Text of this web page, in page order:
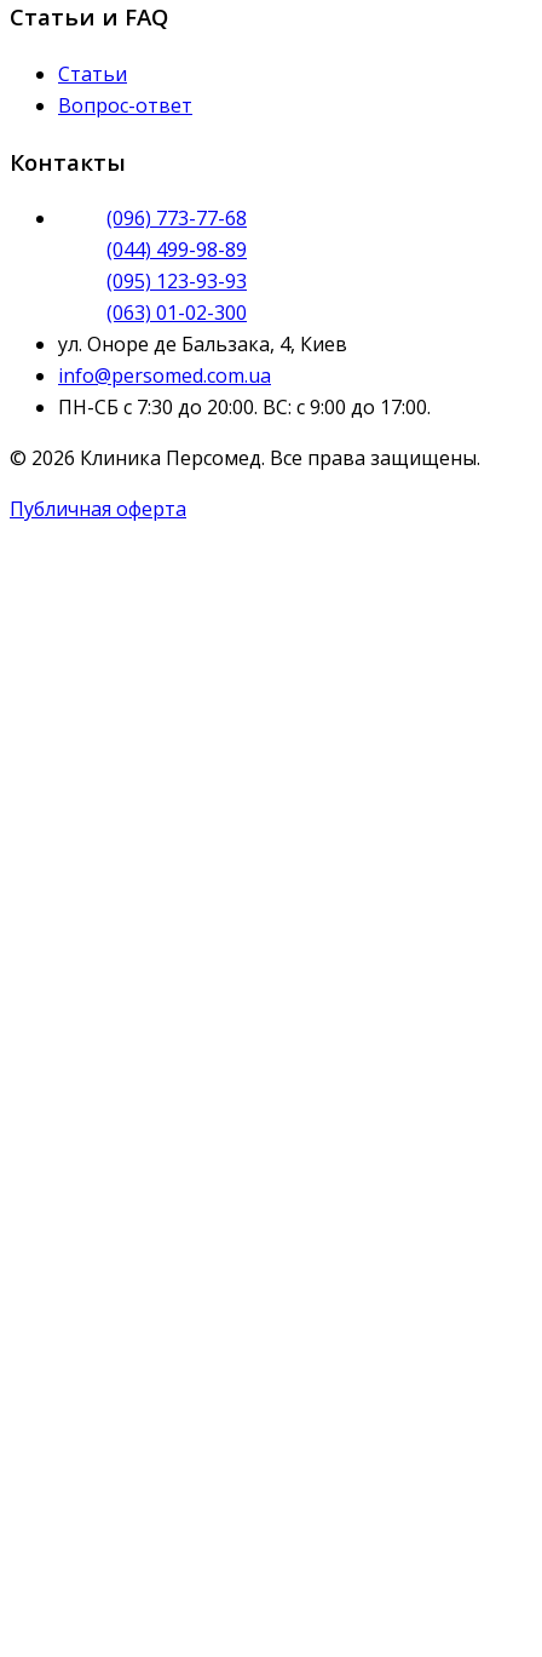
Статьи и FAQ
Статьи
Вопрос-ответ
Контакты
(096) 773-77-68
(044) 499-98-89
(095) 123-93-93
(063) 01-02-300
ул. Оноре де Бальзака, 4, Киев
info@persomed.com.ua
ПН-СБ с 7:30 до 20:00. ВС: с 9:00 до 17:00.
© 2026 Клиника Персомед. Все права защищены.
Публичная оферта